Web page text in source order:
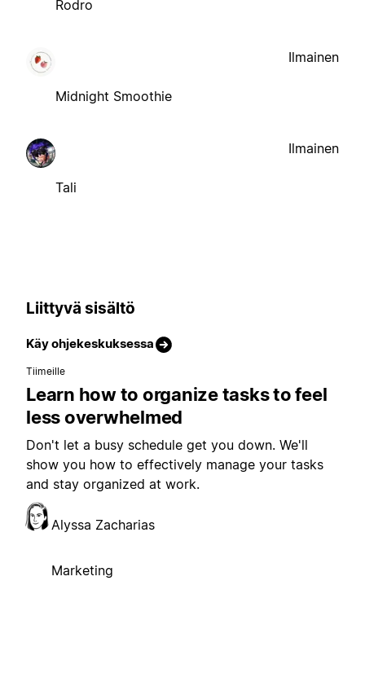
Rodro
Midnight Smoothie
Ilmainen
Tali
Ilmainen
Liittyvä sisältö
Käy ohjekeskuksessa
Tiimeille
Learn how to organize tasks to feel
less overwhelmed
Don't let a busy schedule get you down. We'll
show you how to effectively manage your tasks
and stay organized at work.
Alyssa Zacharias
Marketing